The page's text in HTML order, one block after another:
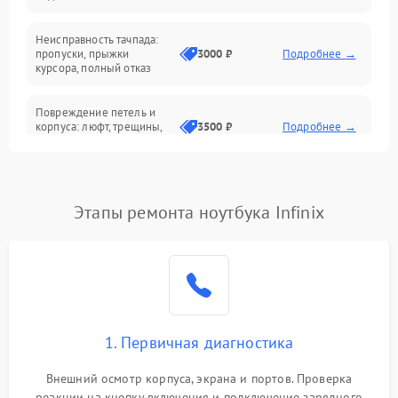
Сеть и интернет
Неисправность тачпада:
пропуски, прыжки
курсора, полный отказ
3000 ₽ Подробнее →
Повреждение петель и
корпуса: люфт, трещины,
3500 ₽ Подробнее →
невозможность зарядки,
2500 ₽ Подробнее →
2000 ₽
Перегрев из‑за пыли,
неисправности кулера
Этапы ремонта ноутбука Infinix
1. Первичная диагностика
Внешний осмотр корпуса, экрана и портов. Проверка